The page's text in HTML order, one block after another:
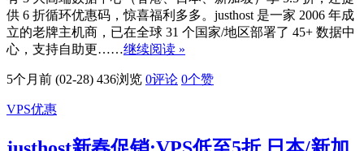
供 6 折循环优惠码，惊喜福利多多。justhost 是一家 2006 年成
立的老牌主机商，已在全球 31 个国家/地区部署了 45+ 数据中
心，支持自助更……继续阅读 »
5个月前 (02-28) 436浏览 0评论 0个赞
VPS优惠